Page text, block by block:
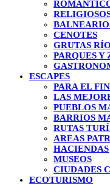
CENOTES
GRUTAS
PARQUES Y
ESCAPES
PARA EL
LAS
PUEBLOS
BARRIOS
RUTAS
AREAS
HACIENDAS
MUSEOS
CIUDADES
ECOTURISMO